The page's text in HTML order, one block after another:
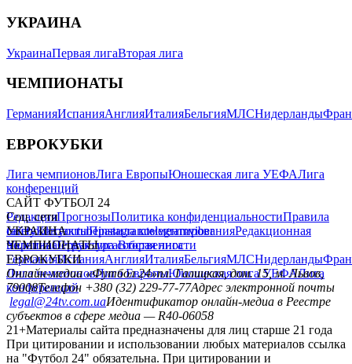
УКРАИНА
УкраинаПервая лигаВторая лига
ЧЕМПИОНАТЫ
ГерманияИспанияАнглияИталияБельгияМЛСНидерланды
ЕВРОКУБКИ
Лига чемпионовЛига ЕвропыЮношеская лига УЕФАЛига
конференций
САЙТ ФУТБОЛ 24
РедакцияПрогнозыПолитика конфиденциальностиПравила
сайтуКонтактыПравила комментированияРедакционная
политикаСтруктура собственности
Соц. сети
facebookxyoutubeinstagramtelegramviber
УКРАИНА
УкраинаПервая лигаВторая лига
ЧЕМПИОНАТЫ
ГерманияИспанияАнглияИталияБельгияМЛСНидерланды
ЕВРОКУБКИ
Лига чемпионовЛига ЕвропыЮношеская лига УЕФАЛига
конференций
Онлайн-медиа «Футбол 24»пл. Галицкая, дом. 15, м. Львов,
79008Телефон +380 (32) 229-77-77Адрес электронной почты
legal@24tv.com.uaИдентификатор онлайн-медиа в Реестре
субъектов в сфере медиа — R40-06058
21+Материалы сайта предназначены для лиц старше 21 года
При цитировании и использовании любых материалов ссылка
на "Футбол 24" обязательна. При цитировании и